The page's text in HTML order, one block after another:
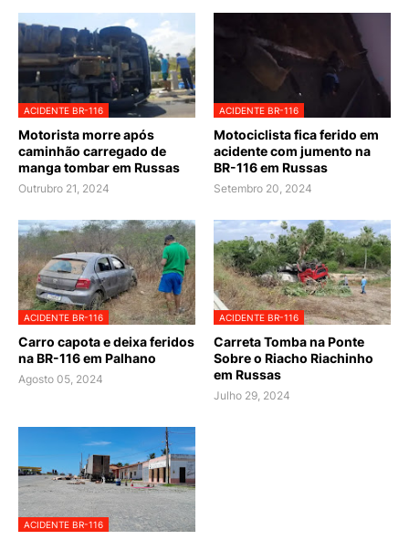
ACIDENTE BR-116
Motorista morre após
caminhão carregado de
manga tombar em Russas
Outrubro 21, 2024
ACIDENTE BR-116
Motociclista fica ferido em
acidente com jumento na
BR-116 em Russas
Setembro 20, 2024
ACIDENTE BR-116
Carro capota e deixa feridos
na BR-116 em Palhano
Agosto 05, 2024
ACIDENTE BR-116
Carreta Tomba na Ponte
Sobre o Riacho Riachinho
em Russas
Julho 29, 2024
ACIDENTE BR-116